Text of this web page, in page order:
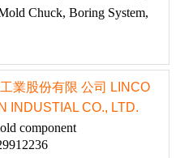
Chuck, Boring System,
業股份有限 公司 LINCO
INDUSTIAL CO., LTD.
component